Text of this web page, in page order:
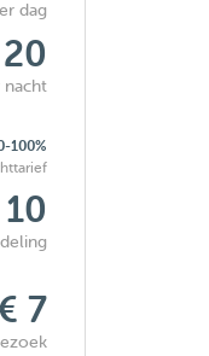
dag
nacht
100%
7